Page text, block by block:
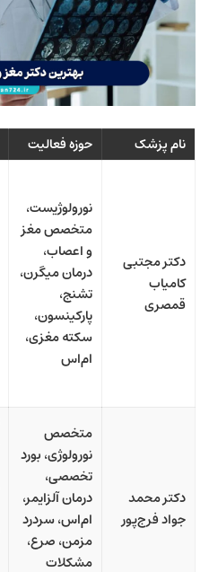
نام پزشک حوزه فعالیت
دکتر مجتبی
کامیاب
قمصری
نورولوژیست،
متخصص مغز
و اعصاب،
درمان میگرن،
تشنج،
پارکینسون،
سکته مغزی،
ام‌اس
دکتر محمد
جواد فرج‌پور
متخصص
نورولوژی، بورد
تخصصی،
درمان آلزایمر،
ام‌اس، سردرد
مزمن، صرع،
مشکلات